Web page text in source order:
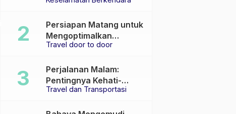
Travel door to door
Persiapan Matang untuk
Mengoptimalkan
Pengalaman Travel
Travel dan Transportasi
Perjalanan Malam:
Pentingnya Kehati-
hatian dan Pemilihan